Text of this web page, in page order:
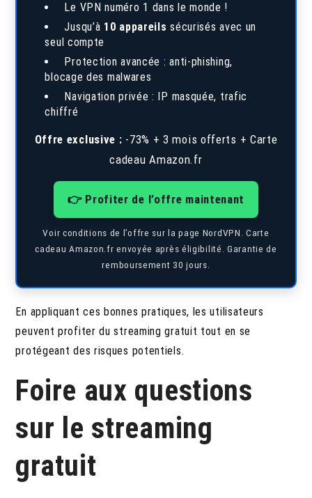
Le VPN numéro 1 dans le monde !
Jusqu’à 10 appareils sécurisés avec un
seul compte
Protection avancée : anti-phishing,
blocage des malwares
Navigation privée : IP masquée, trafic
chiffré
Offre exclusive : -73% + 3 mois offerts + Carte
cadeau Amazon.fr
👉 Profiter de l’offre maintenant
Voir conditions de l’offre sur la page NordVPN. Carte
cadeau Amazon.fr envoyée après éligibilité. Garantie de
remboursement 30 jours.
En appliquant ces bonnes pratiques, les utilisateurs
peuvent profiter du streaming gratuit tout en se
protégeant des risques potentiels.
Foire aux questions
sur le streaming
gratuit